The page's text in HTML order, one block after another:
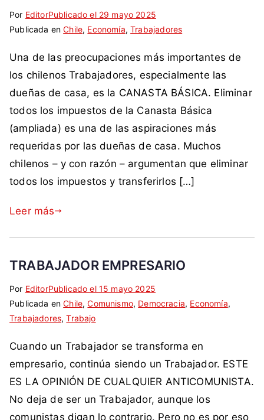
j
,
t
a
b
a
j
a
o
r
,
e
d
d
d
e
c
r
a
c
,
D
n
p
y
m
,
s
e
r
Por EditorPublicado el 29 mayo 2025
Publicada enChile, Economía,Trabajadores
E
t
q
u
e
a
d
a
c
o
o
a
a
t
a
b
i
c
a
,
S
i
c
o
m
n
t
a
r
i
s
Una de las preocupaciones más importantes de
los chilenos Trabajadores, especialmente las
dueñas de casa, es la CANASTA BÁSICA. Eliminar
todos los impuestos de la Canasta Básica
(ampliada) es una de las aspiraciones más
requeridas por las dueñas de casa. Muchos
chilenos – y con razón – argumentan que eliminar
todos los impuestos y transferirlos […]
Leer más
TRABAJADOR EMPRESARIO
Por EditorPublicado el 15 mayo 2025
Publicada enChile,Comunismo, Democracia, Economía,
Trabajadores,Trabajo
E
t
i
u
e
t
S
i
n
o
m
e
Cuando un Trabajador se transforma en
empresario, continúa siendo un Trabajador. ESTE
ES LA OPINIÓN DE CUALQUIER ANTICOMUNISTA.
No deja de ser un Trabajador, aunque los
comunistas digan lo contrario. Pero no es por eso